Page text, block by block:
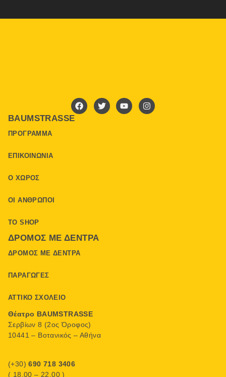
BAUMSTRASSE
ΠΡΌΓΡΑΜΜΑ
ΕΠΙΚΟΙΝΩΝΊΑ
Ο ΧΏΡΟΣ
ΟΙ ΆΝΘΡΩΠΟΙ
ΤΟ SHOP
ΔΡΌΜΟΣ ΜΕ ΔΈΝΤΡΑ
ΔΡΌΜΟΣ ΜΕ ΔΈΝΤΡΑ
ΠΑΡΑΓΩΓΈΣ
ΑΤΤΙΚΌ ΣΧΟΛΕΊΟ
Θέατρο BAUMSTRASSE
Σερβίων 8 (2ος Όροφος)
10441 – Βοτανικός – Αθήνα
(+30)690 718 3406
( 18.00 – 22.00 )